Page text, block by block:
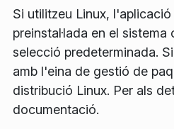
Si utilitzeu Linux,
preinstal·lada en el
selecció predeterminada.
amb l'eina de gestió de
distribució Linux. Per als
documentació.